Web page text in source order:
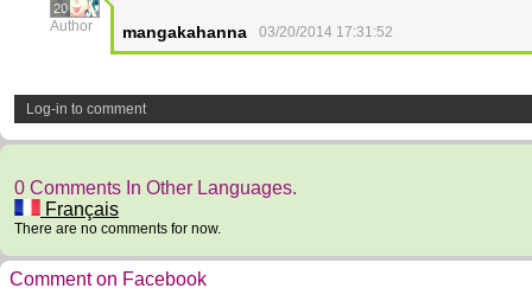
20
Author mangakahanna 03/20/2014 17:31:52
Log-in to comment
0 Comments In Other Languages.
Français
There are no comments for now.
Comment on Facebook